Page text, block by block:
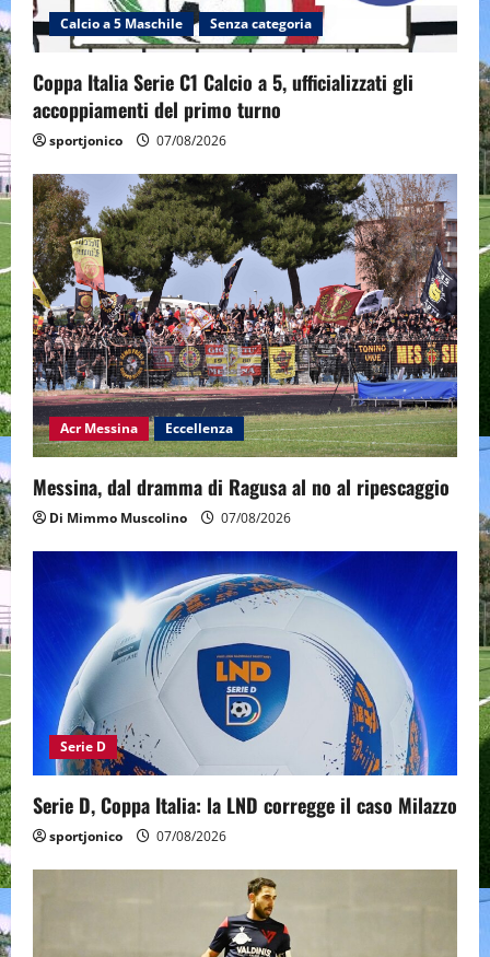
Calcio a 5 Maschile Senza categoria
Coppa Italia Serie C1 Calcio a 5, ufficializzati gli
accoppiamenti del primo turno
sportjonico 07/08/2026
Acr Messina Eccellenza
Messina, dal dramma di Ragusa al no al ripescaggio
Di Mimmo Muscolino 07/08/2026
Serie D
Serie D, Coppa Italia: la LND corregge il caso Milazzo
sportjonico 07/08/2026